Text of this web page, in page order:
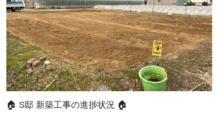
🏠 S邸 新築工事の進捗状況 🏠